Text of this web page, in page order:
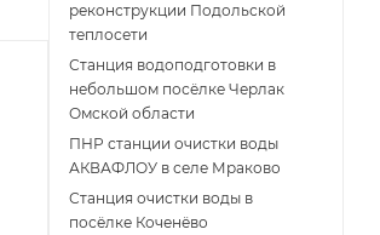
реконструкции Подольской
теплосети
Станция водоподготовки в
небольшом посёлке Черлак
Омской области
ПНР станции очистки воды
АКВАФЛОУ в селе Мраково
Станция очистки воды в
посёлке Коченёво